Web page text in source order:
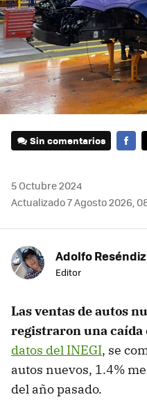
Sin comentarios
5 Octubre 2024
Actualizado 7 Agosto 2026,
Adolfo Reséndiz
Editor
Las ventas de autos
registraron una caída
datos del INEGI, se
autos nuevos, 1.4%
del año pasado.